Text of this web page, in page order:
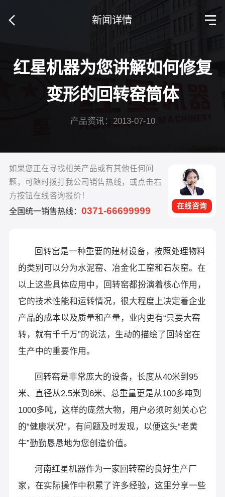
新闻详情
红星机器为您讲解如何修复
变形的回转窑筒体
产品资讯：2013-07-10
如果您正在寻找相关产品或有其他任何问
题，可随时拨打我公司销售热线，或点击右
方按钮在线咨询报价！
全国统一销售热线： 0371-66699999 在线咨询
回转窑是一种重要的建材设备，按照处理物料
的类别可以分为水泥窑、冶金化工窑和石灰窑。在
以上这些具体应用中，回转窑都扮演着核心作用，
它的技术性能和运转情况，很大程度上决定着企业
产品的成本以及质量和产量，业内更有“只要大窑
转，就有千千万”的说法，生动的描绘了回转窑在
生产中的重要作用。
回转窑是非常庞大的设备，长度从40米到95
米、直径从2.5米到6米、总重量更是从100多吨到
1000多吨，这样的庞然大物，用户必须时刻关心它
的“健康状况”，有问题及时发现，以便这头“老黄
牛”勤勤恳恳地为您创造价值。
河南红星机器作为一家回转窑的良好生产厂
家，在实际操作中积累了许多经验，这里分享一些